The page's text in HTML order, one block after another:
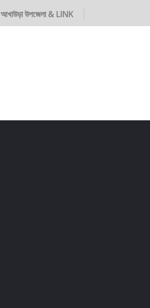
আখাউড়া উপজেলা & LINK